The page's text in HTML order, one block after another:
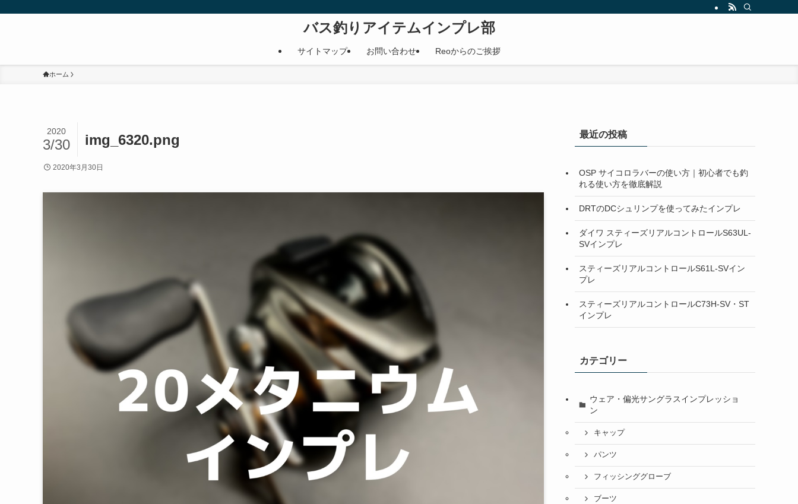
バス釣りアイテムインプレ部
サイトマップ お問い合わせ Reoからのご挨拶
ホーム
img_6320.png
2020
3/30
2020年3月30日
最近の投稿
OSP サイコロラバーの使い方｜初心者でも釣
れる使い方を徹底解説
DRTのDCシュリンプを使ってみたインプレ
ダイワ スティーズリアルコントロールS63UL-
SVインプレ
スティーズリアルコントロールS61L-SVイン
プレ
スティーズリアルコントロールC73H-SV・ST
インプレ
カテゴリー
ウェア・偏光サングラスインプレッショ
ン
キャップ
パンツ
フィッシンググローブ
ブーツ